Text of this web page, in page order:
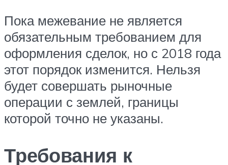
Пока межевание не является
обязательным требованием для
оформления сделок, но с 2018 года
этот порядок изменится. Нельзя
будет совершать рыночные
операции с землей, границы
которой точно не указаны.
Требования к